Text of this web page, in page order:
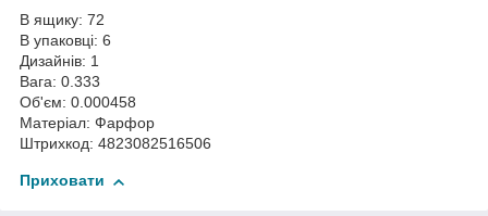
В ящику: 72
В упаковці: 6
Дизайнів: 1
Вага: 0.333
Об'єм: 0.000458
Матеріал: Фарфор
Штрихкод: 4823082516506
Приховати